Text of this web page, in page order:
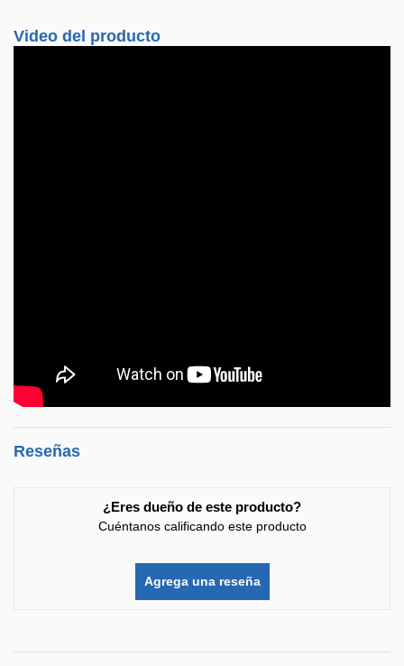
Video del producto
Reseñas
¿Eres dueño de este producto?
Cuéntanos calificando este producto
Agrega una reseña